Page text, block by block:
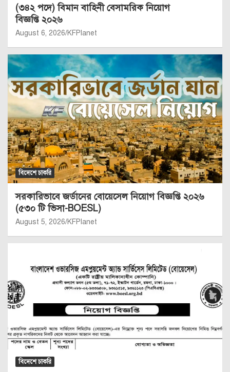
(৩৪২ পদে) বিমান বাহিনী বেসামরিক নিয়োগ
বিজ্ঞপ্তি ২০২৬
August 6, 2026 KFPlanet
বিদেশে চাকরি
সরকারিভাবে জর্ডানের বোয়েসেল নিয়োগ বিজ্ঞপ্তি ২০২৬
(৫৩০ টি ভিসা-BOESL)
August 5, 2026 KFPlanet
বিদেশে চাকরি